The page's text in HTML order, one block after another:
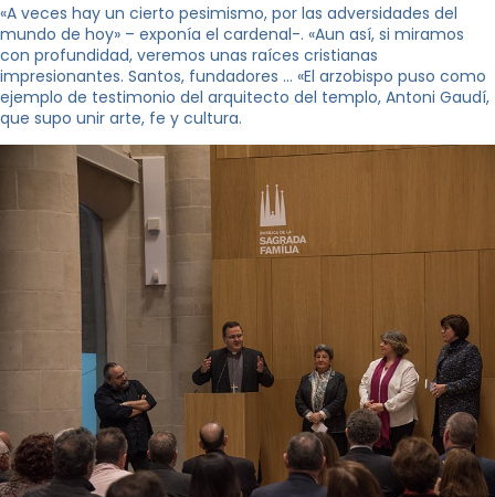
«A veces hay un cierto pesimismo, por las adversidades del
mundo de hoy» – exponía el cardenal-. «Aun así, si miramos
con profundidad, veremos unas raíces cristianas
impresionantes. Santos, fundadores … «El arzobispo puso como
ejemplo de testimonio del arquitecto del templo, Antoni Gaudí,
que supo unir arte, fe y cultura.